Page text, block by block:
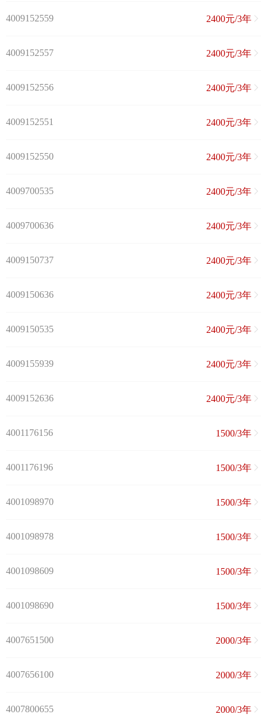
4009152559 2400元/3年
4009152557 2400元/3年
4009152556 2400元/3年
4009152551 2400元/3年
4009152550 2400元/3年
4009700535 2400元/3年
4009700636 2400元/3年
4009150737 2400元/3年
4009150636 2400元/3年
4009150535 2400元/3年
4009155939 2400元/3年
4009152636 2400元/3年
4001176156 1500/3年
4001176196 1500/3年
4001098970 1500/3年
4001098978 1500/3年
4001098609 1500/3年
4001098690 1500/3年
4007651500 2000/3年
4007656100 2000/3年
4007800655 2000/3年